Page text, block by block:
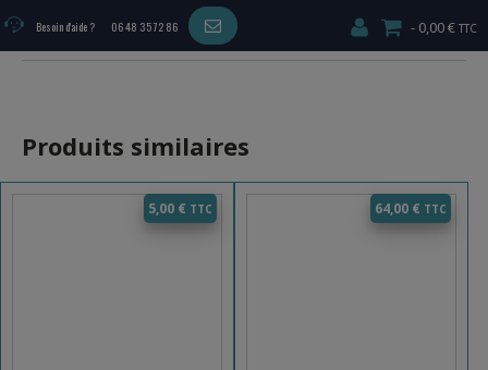
Besoin d'aide ? 06 48 35 72 86 0,00 €
Dimensions 200x100x4 200x100x5
Produits similaires
5,00 € 64,00 €